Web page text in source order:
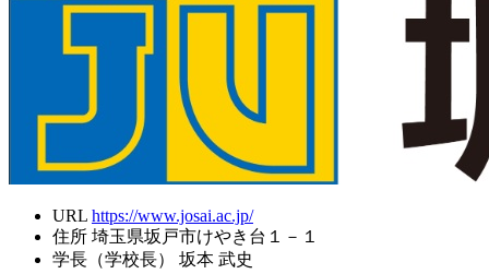
URL https://www.josai.ac.jp/
住所 埼玉県坂戸市けやき台１－１
学長（学校長）
坂本 武史